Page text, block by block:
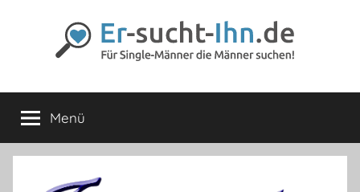
Er-
sucht-
Ihn.de
die
Männer
lieben
Menü